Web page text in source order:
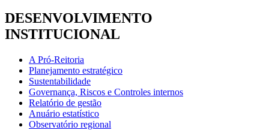
DESENVOLVIMENTO
INSTITUCIONAL
A Pró-Reitoria
Planejamento estratégico
Sustentabilidade
Governança, Riscos e Controles internos
Relatório de gestão
Anuário estatístico
Observatório regional